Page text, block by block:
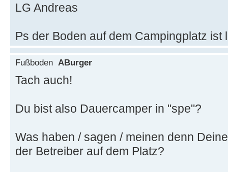
LG Andreas
Ps der Boden auf dem Campingplatz ist
Fußboden ABurger
Tach auch!
Du bist also Dauercamper in "spe"?
Was haben / sagen / meinen denn
der Betreiber auf dem Platz?